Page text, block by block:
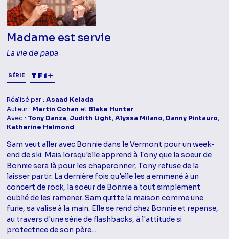
Madame est servie
La vie de papa
SÉRIE
Réalisé par :Asaad Kelada
Auteur : Martin Cohan et Blake Hunter
Avec : Tony Danza, Judith Light,Alyssa Milano, Danny Pintauro,
Katherine Helmond
Sam veut aller avec Bonnie dans le Vermont pour un week-
end de ski. Mais lorsqu'elle apprend à Tony que la soeur de
Bonnie sera là pour les chaperonner, Tony refuse de la
laisser partir. La dernière fois qu'elle les a emmené à un
concert de rock, la soeur de Bonnie a tout simplement
oublié de les ramener. Sam quitte la maison comme une
furie, sa valise à la main. Elle se rend chez Bonnie et repense,
au travers d'une série de flashbacks, à l'attitude si
protectrice de son père...